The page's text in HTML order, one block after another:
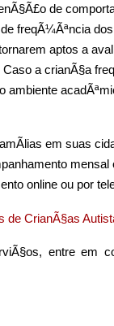
de
freqÃ¼Ãªncia dos
aptos a
a crianÃ§a
ambiente
em suas
mensal
online ou por
de CrianÃ§as
entre em